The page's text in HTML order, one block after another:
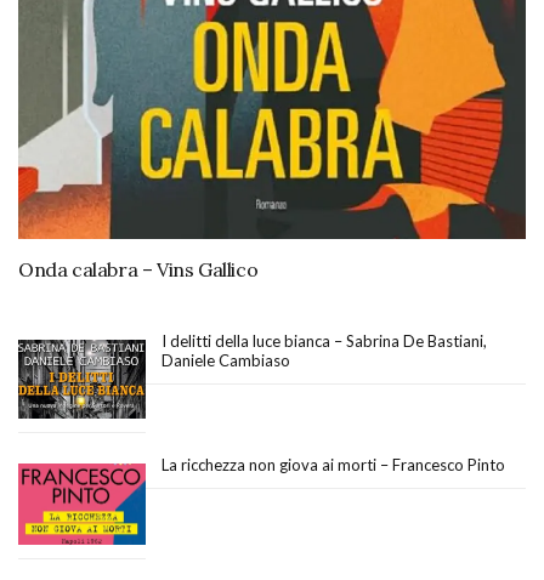
Onda calabra – Vins Gallico
I delitti della luce bianca – Sabrina De Bastiani,
Daniele Cambiaso
La ricchezza non giova ai morti – Francesco Pinto